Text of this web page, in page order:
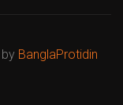
by BanglaProtidin